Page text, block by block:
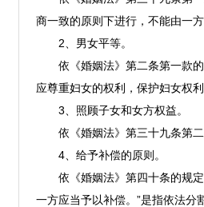
商一致的原则下进行，不能由一方
2、男女平等。
依《婚姻法》第二条第一款的
应尊重妇女的权利，保护妇女权利
3、照顾子女和女方权益。
依《婚姻法》第三十九条第二
4、给予补偿的原则。
依《婚姻法》第四十条的规定“
一方应当予以补偿。”是指依法